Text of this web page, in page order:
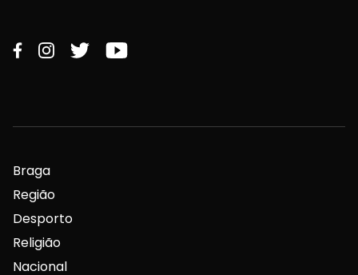
Braga
Região
Desporto
Religião
Nacional